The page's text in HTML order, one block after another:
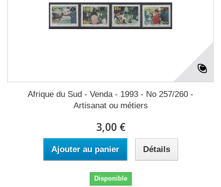
Afrique du Sud - Venda - 1993 - No 257/260 -
Artisanat ou métiers
3,00 €
Ajouter au panier Détails
Disponible